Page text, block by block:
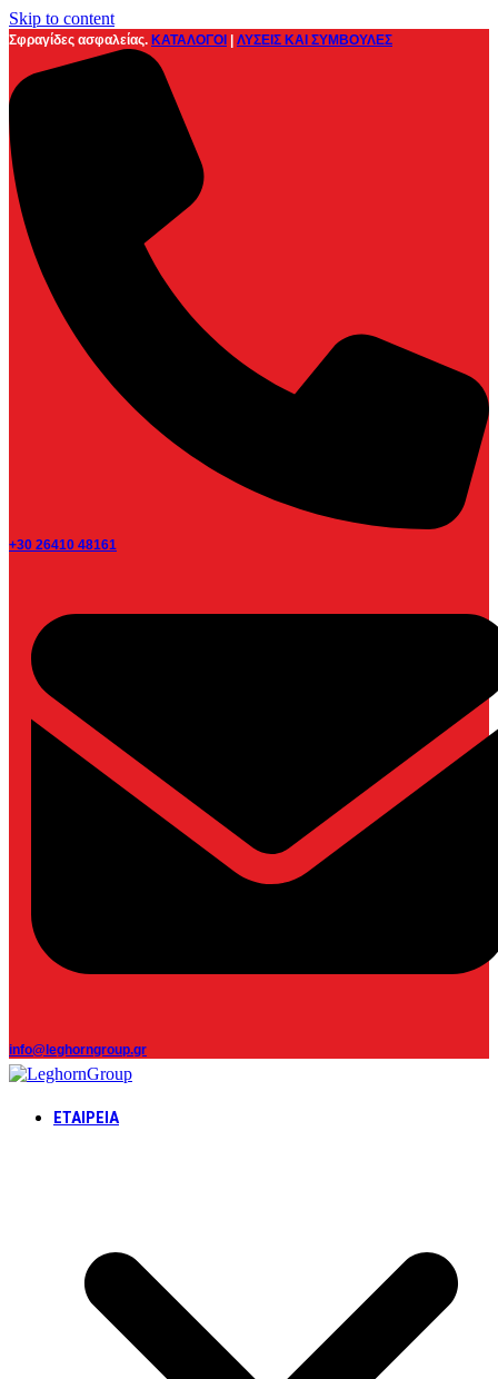
Skip to content
Σφραγίδες ασφαλείας. ΚΑΤΑΛΟΓΟΙ ΛΥΣΕΙΣ ΚΑΙ ΣΥΜΒΟΥΛΕΣ
+30 26410 48161
info@leghorngroup.gr
ΕΤΑΙΡΕΊΑ